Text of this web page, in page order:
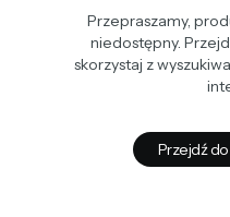
Przepraszamy,
niedostępny.
skorzystaj z
Przejdź